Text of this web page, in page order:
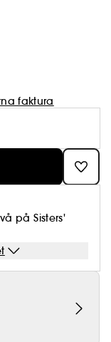
faktura
på Sisters'